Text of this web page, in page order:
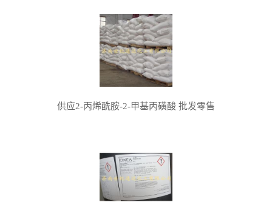
供应2-丙烯酰胺-2-甲基丙磺酸 批发零售